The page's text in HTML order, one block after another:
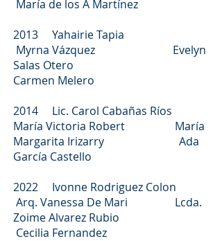
María de los A Martínez
2013 Yahairie Tapia
Myrna Vázquez Evelyn
Salas Otero
Carmen Melero
2014 Lic. Carol Cabañas Ríos
María Victoria Robert María
Margarita Irizarry Ada
García Castello
2022 Ivonne Rodriguez Colon
Arq. Vanessa De Mari Lcda.
Zoime Alvarez Rubio
Cecilia Fernandez